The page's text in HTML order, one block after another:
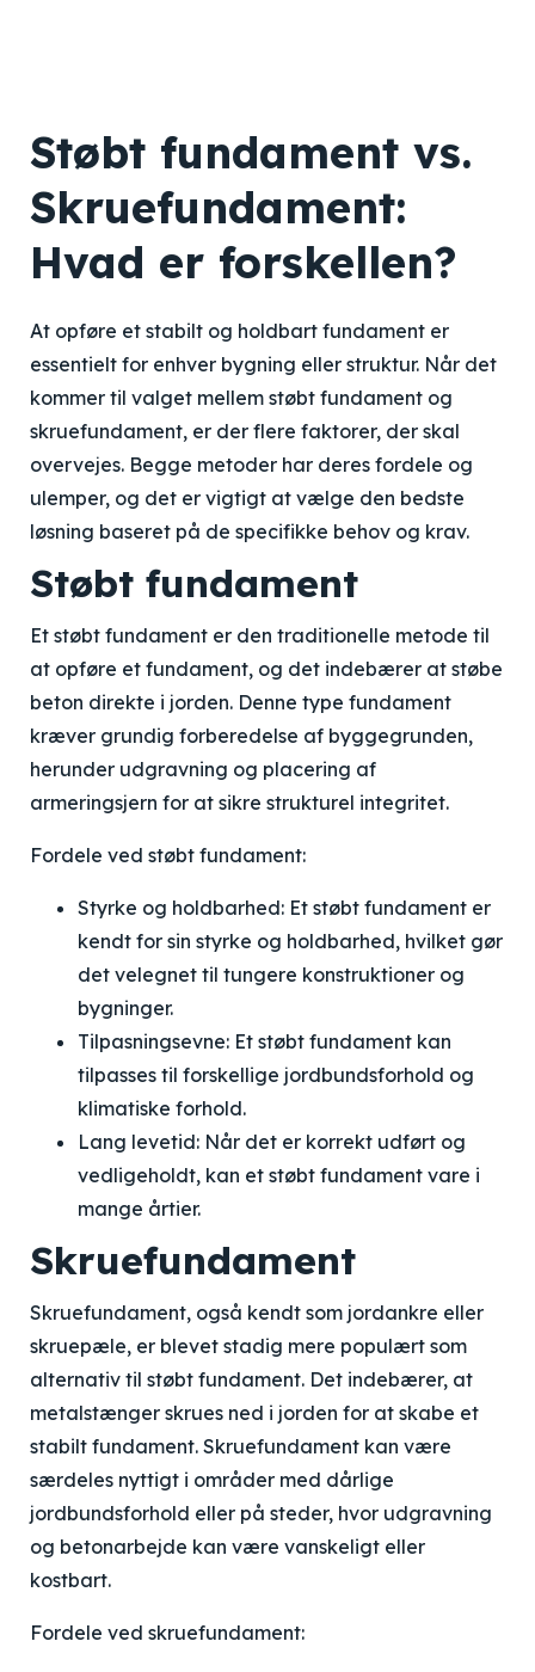
Støbt fundament vs.
Skruefundament:
Hvad er forskellen?
At opføre et stabilt og holdbart fundament er
essentielt for enhver bygning eller struktur. Når det
kommer til valget mellem støbt fundament og
skruefundament, er der flere faktorer, der skal
overvejes. Begge metoder har deres fordele og
ulemper, og det er vigtigt at vælge den bedste
løsning baseret på de specifikke behov og krav.
Støbt fundament
Et støbt fundament er den traditionelle metode til
at opføre et fundament, og det indebærer at støbe
beton direkte i jorden. Denne type fundament
kræver grundig forberedelse af byggegrunden,
herunder udgravning og placering af
armeringsjern for at sikre strukturel integritet.
Fordele ved støbt fundament:
Styrke og holdbarhed: Et støbt fundament er
kendt for sin styrke og holdbarhed, hvilket gør
det velegnet til tungere konstruktioner og
bygninger.
Tilpasningsevne: Et støbt fundament kan
tilpasses til forskellige jordbundsforhold og
klimatiske forhold.
Lang levetid: Når det er korrekt udført og
vedligeholdt, kan et støbt fundament vare i
mange årtier.
Skruefundament
Skruefundament, også kendt som jordankre eller
skruepæle, er blevet stadig mere populært som
alternativ til støbt fundament. Det indebærer, at
metalstænger skrues ned i jorden for at skabe et
stabilt fundament. Skruefundament kan være
særdeles nyttigt i områder med dårlige
jordbundsforhold eller på steder, hvor udgravning
og betonarbejde kan være vanskeligt eller
kostbart.
Fordele ved skruefundament: